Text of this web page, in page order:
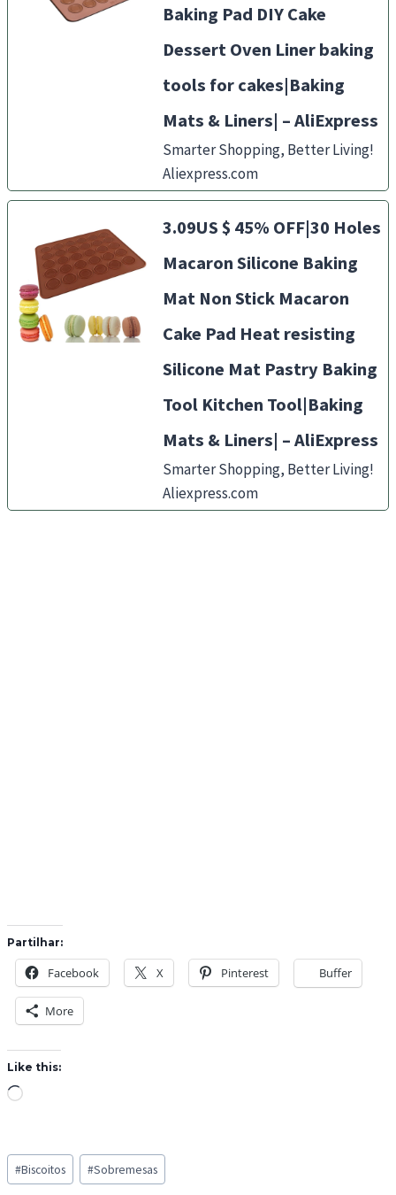
Baking Pad DIY Cake
Dessert Oven Liner baking
tools for cakes|Baking
Mats & Liners| – AliExpress
Smarter Shopping, Better Living!
Aliexpress.com
3.09US $ 45% OFF|30 Holes
Macaron Silicone Baking
Mat Non Stick Macaron
Cake Pad Heat resisting
Silicone Mat Pastry Baking
Tool Kitchen Tool|Baking
Mats & Liners| – AliExpress
Smarter Shopping, Better Living!
Aliexpress.com
Partilhar:
Facebook X Pinterest Buffer
More
Like this:
L
d
i
Post
Tags:
#Biscoitos #Sobremesas